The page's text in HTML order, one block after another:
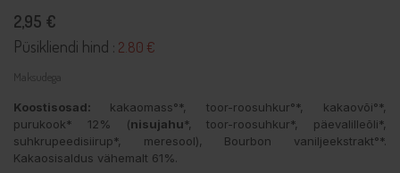
2,95 €
Püsikliendi hind : 2.80 €
Maksudega
Koostisosad: kakaomass°*, toor-roosuhkur°*, kakaovõi°*,
purukook* 12% (nisujahu*, toor-roosuhkur*, päevalilleõli*,
suhkrupeedisiirup*, meresool), Bourbon vaniljeekstrakt°*.
Kakaosisaldus vähemalt 61%.